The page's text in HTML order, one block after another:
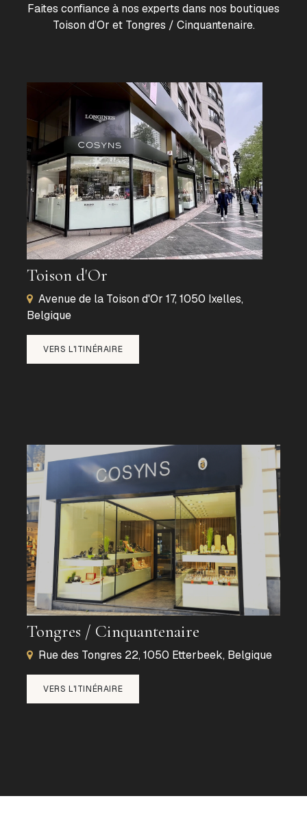
Faites confiance à nos experts dans nos boutiques
Toison d’Or et Tongres / Cinquantenaire.
Toison d'Or
Avenue de la Toison d'Or 17, 1050 Ixelles,
Belgique
VERS L'ITINÉRAIRE
Tongres / Cinquantenaire
Rue des Tongres 22, 1050 Etterbeek, Belgique
VERS L'ITINÉRAIRE